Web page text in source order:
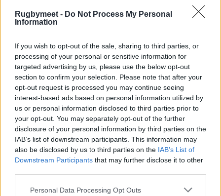
Rugbymeet - Do Not Process My Personal
Information
If you wish to opt-out of the sale, sharing to third parties, or
processing of your personal or sensitive information for
targeted advertising by us, please use the below opt-out
section to confirm your selection. Please note that after your
opt-out request is processed you may continue seeing
interest-based ads based on personal information utilized by
us or personal information disclosed to third parties prior to
your opt-out. You may separately opt-out of the further
disclosure of your personal information by third parties on the
IAB’s list of downstream participants. This information may
also be disclosed by us to third parties on the IAB’s List of
Downstream Participants that may further disclose it to other
Personal Data Processing Opt Outs
essere un trampolino verso la
Nazionale Maschile e continuare
ad esserlo per la Nazionale
Femminile, farlo in modo
sostenibile ed essere parte di un
modello virtuoso che abbia la
crescita di tutto il movimento
italiano. A tutte le atlete e gli atleti
vanno gli auguri della Federazione
per vivere una stagione
indimenticabile, con il ruolo di